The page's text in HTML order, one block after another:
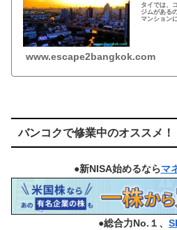
タイでは、
ジムがある
マンション
www.escape2bangkok.com
バンコクで修業中のオススメ！
●新NISA始めるならマ
●総合力No.１、